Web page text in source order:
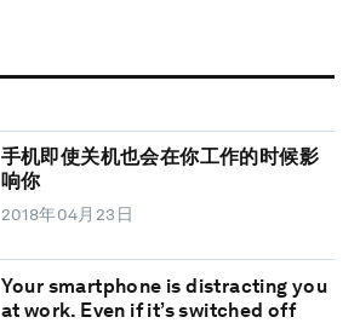
手机即使关机也会在你工作的时候影
响你
2018年04月23日
Your smartphone is distracting you
at work. Even if it’s switched off